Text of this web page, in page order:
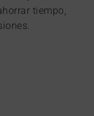
tiempo,